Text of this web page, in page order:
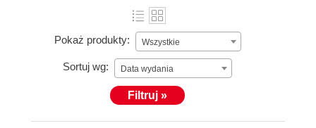
Pokaż produkty: Wszystkie
Sortuj wg: Data wydania
Filtruj »